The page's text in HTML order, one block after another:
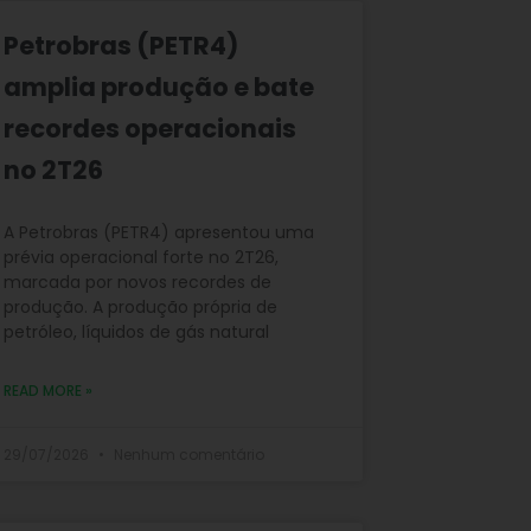
Petrobras (PETR4)
amplia produção e bate
recordes operacionais
no 2T26
A Petrobras (PETR4) apresentou uma
prévia operacional forte no 2T26,
marcada por novos recordes de
produção. A produção própria de
petróleo, líquidos de gás natural
READ MORE »